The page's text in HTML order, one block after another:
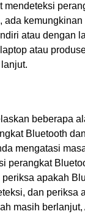
atau dengan
atau
beberapa
Bluetooth
mengatasi
perangkat
apakah
dan periksa
masih